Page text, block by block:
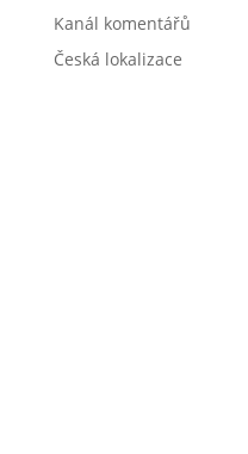
Kanál komentářů
Česká lokalizace